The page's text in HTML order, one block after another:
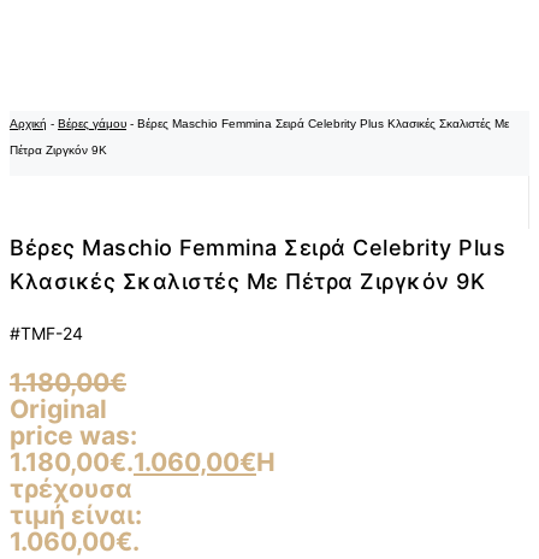
Αρχική - Βέρες γάμου - Βέρες Maschio Femmina Σειρά Celebrity Plus Κλασικές Σκαλιστές Με
Πέτρα Ζιργκόν 9K
Βέρες Maschio Femmina Σειρά Celebrity Plus
Κλασικές Σκαλιστές Με Πέτρα Ζιργκόν 9K
#TMF-24
1.180,00€
Original
price was:
1.180,00€.1.060,00€Η
τρέχουσα
τιμή είναι:
1.060,00€.